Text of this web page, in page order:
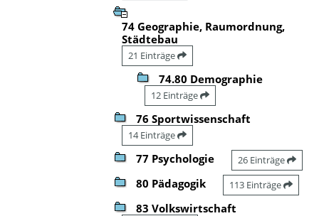
74 Geographie, Raumordnung,
Städtebau
21 Einträge
74.80 Demographie
12 Einträge
76 Sportwissenschaft
14 Einträge
77 Psychologie 26 Einträge
80 Pädagogik 113 Einträge
83 Volkswirtschaft